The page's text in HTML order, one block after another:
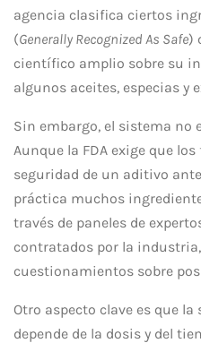
agencia clasifica ciertos
(Generally Recognized As Safe)
científico amplio sobre su
algunos aceites, especias y
Sin embargo, el sistema no
Aunque la FDA exige que
seguridad de un aditivo
práctica muchos
través de paneles de
contratados por la
cuestionamientos sobre
Otro aspecto clave es que
depende de la dosis y del